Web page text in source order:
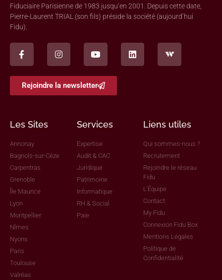
Fiduciaire Parisienne de 1983 jusqu’en 2001. Depuis cette date,
Pierre-Laurent TRIAL (son fils) préside la société (aujourd’hui
Fidu).
Rejoindre la newsletter
Les Sites
Annonay
Bagnols-sur-Cèze
Carpentras
Grenoble
Île Maurice
Lyon
Montpellier
Nîmes
Nyons
Paris
Toulouse
Valréas
Services
Expertise
Audit & CAC
Juridique
Patrimoine
Informatique
RH & Social
Paie
Liens utiles
Qui sommes-nous ?
Recrutement
Rejoindre le réseau
Fidu
L'Équipe
Contact
My Fidu
Connexion Fidu Box
Mentions Légales
Politique de
Confidentialité